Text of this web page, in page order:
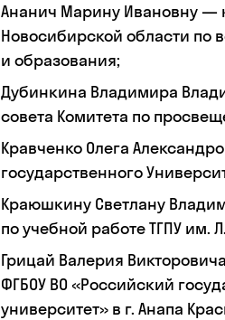
Ананич Марину Ивановну —
Новосибирской области по
и образования;
Дубинкина Владимира
совета Комитета по
Кравченко Олега
государственного
Краюшкину Светлану
по учебной работе ТГПУ им.
Грицай Валерия
ФГБОУ ВО «Российский
университет» в г. Анапа